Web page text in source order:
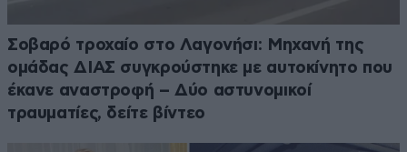
Σοβαρό τροχαίο στο Λαγονήσι: Μηχανή της
ομάδας ΔΙΑΣ συγκρούστηκε με αυτοκίνητο που
έκανε αναστροφή – Δύο αστυνομικοί
τραυματίες, δείτε βίντεο